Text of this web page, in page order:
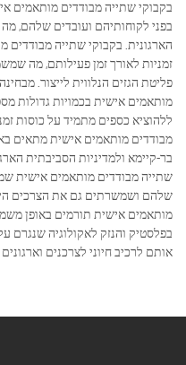
בקבוקי שתייה מבודדים מותאמים
בפני לקוחותיהם ועובדים שלהם,
הארגונית. בקבוקי שתייה מבודדים
זמניות לאורך זמן פעילותם, מה
פליטת הגזים הנלווית לייצור.
מותאמים אישית בכמויות גדולות
ללהוציא כספים מתמיד על כוסות
מבודדים מותאמים אישית מתאים
בר-קיימא ולמדיניות הסביבתית
שתייה מבודדים מותאמים אישית
שלהם ושמשרתים גם את הצרכים
מותאמים אישית תורמים באופן
בפלסטיק והנזק לאקולוגיה שנגרם
אותם לרכיב חיוני לצרכנים